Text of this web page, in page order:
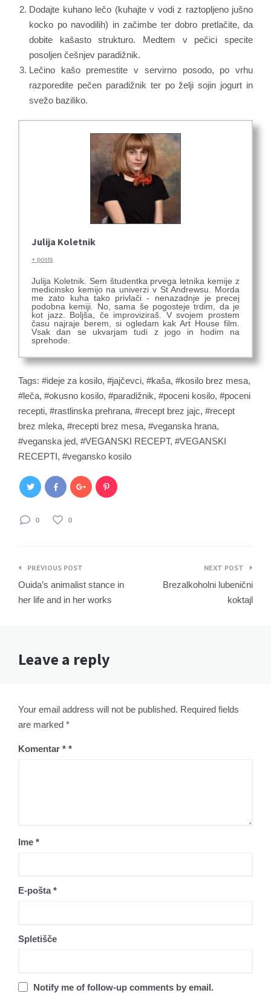
Dodajte kuhano lečo (kuhajte v vodi z raztopljeno jušno
kocko po navodilih) in začimbe ter dobro pretlačite, da
dobite kašasto strukturo. Medtem v pečici specite
posoljen češnjev paradižnik.
Lečino kašo premestite v servirno posodo, po vrhu
razporedite pečen paradižnik ter po želji sojin jogurt in
svežo baziliko.
Julija Koletnik
+ posts
Julija Koletnik. Sem študentka prvega letnika kemije z
medicinsko kemijo na univerzi v St Andrewsu. Morda
me zato kuha tako privlači - nenazadnje je precej
podobna kemiji. No, sama še pogosteje trdim, da je
kot jazz. Boljša, če improviziraš. V svojem prostem
času najraje berem, si ogledam kak Art House film.
Vsak dan se ukvarjam tudi z jogo in hodim na
sprehode.
Tags: ideje za kosilo, jajčevci, kaša, kosilo brez mesa,
leča, okusno kosilo, paradižnik, poceni kosilo,
poceni
recepti, rastlinska prehrana, recept brez jajc,
recept
brez mleka, recepti brez mesa, veganska hrana,
veganska jed, VEGANSKI RECEPT,
VEGANSKI
RECEPTI, vegansko kosilo
0 0
Navigacija
prispevka
PREVIOUS POST
Ouida’s animalist stance in
her life and in her works
NEXT POST
Brezalkoholni lubenični
koktajl
Leave a reply
Your email address will not be published. Required fields
are marked *
Komentar *
Ime *
E-pošta*
Spletišče
Notify me of follow-up comments by email.